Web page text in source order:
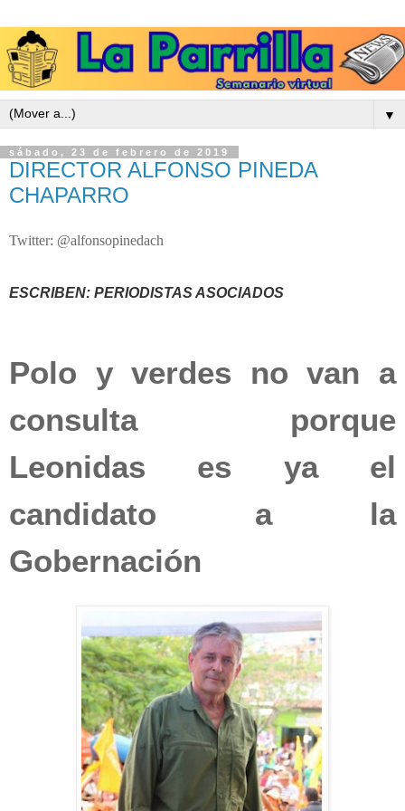
▼
sábado, 23 de febrero de 2019
DIRECTOR ALFONSO PINEDA
CHAPARRO
Twitter: @alfonsopinedach
ESCRIBEN: PERIODISTAS ASOCIADOS
Polo y verdes no van a
consulta porque
Leonidas es ya el
candidato a la
Gobernación